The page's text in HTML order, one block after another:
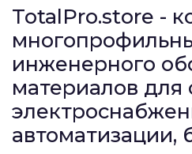
TotalPro.store -
инженерного
материалов для
автоматизации,